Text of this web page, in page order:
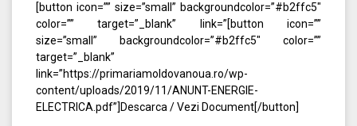
[button icon=”” size=”small” backgroundcolor=”#b2ffc5″
color=”” target=”_blank” link=”[button icon=””
size=”small” backgroundcolor=”#b2ffc5″ color=””
target=”_blank”
link=”https://primariamoldovanoua.ro/wp-
content/uploads/2019/11/ANUNT-ENERGIE-
ELECTRICA.pdf”]Descarca / Vezi Document[/button]